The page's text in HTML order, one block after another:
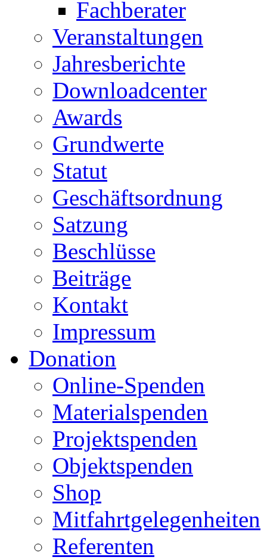
Fachberater
Veranstaltungen
Jahresberichte
Downloadcenter
Awards
Grundwerte
Statut
Geschäftsordnung
Satzung
Beschlüsse
Beiträge
Kontakt
Impressum
Donation
Online-Spenden
Materialspenden
Projektspenden
Objektspenden
Shop
Mitfahrtgelegenheiten
Referenten